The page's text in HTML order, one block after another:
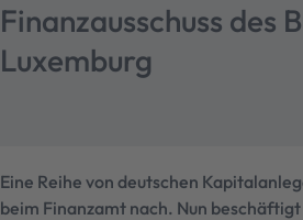
Finanzausschuss
Luxemburg
Eine Reihe von deutschen
beim Finanzamt nach. Nun